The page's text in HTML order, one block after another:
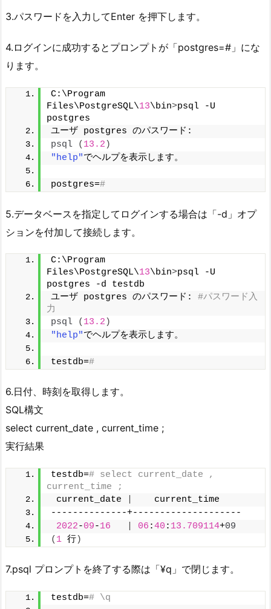
3.パスワードを入力してEnter を押下します。
4.ログインに成功するとプロンプトが「postgres=#」にな
ります。
C:\Program
Files\PostgreSQL\13\bin>psql -U
postgres
ユーザ postgres のパスワード:
psql
( 13.2 )
"help"でヘルプを表示します。
postgres=#
5.データベースを指定してログインする場合は「-d」オプ
ションを付加して接続します。
C:\Program
Files\PostgreSQL\13\bin>psql -U
postgres -d testdb
ユーザ postgres のパスワード: #パスワード入
力
psql
( 13.2 )
"help"でヘルプを表示します。
testdb=#
6.日付、時刻を取得します。
SQL構文
select current_date , current_time ;
実行結果
testdb=# select current_date ,
current_time ;
current_date
    current_time
--------------+--------------------
2022-09-16 06 :40 : 13.709114+09
( 1 行)
7.psql プロンプトを終了する際は「¥q」で閉じます。
testdb=# \q